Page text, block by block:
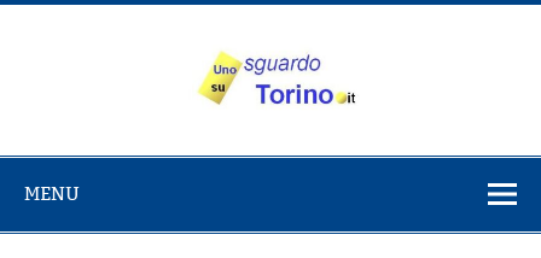
Salta
su Torino
MENU